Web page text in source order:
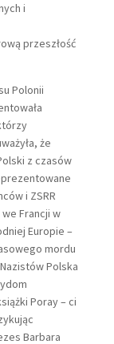
i
przeszłość
Polonii
że
z czasów
i ZSRR
Francji w
Europie –
mordu
Polska
Poray – ci
Barbara